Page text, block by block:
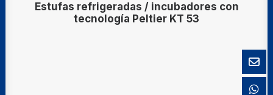
Estufas refrigeradas / incubadores con
tecnología Peltier KT 53